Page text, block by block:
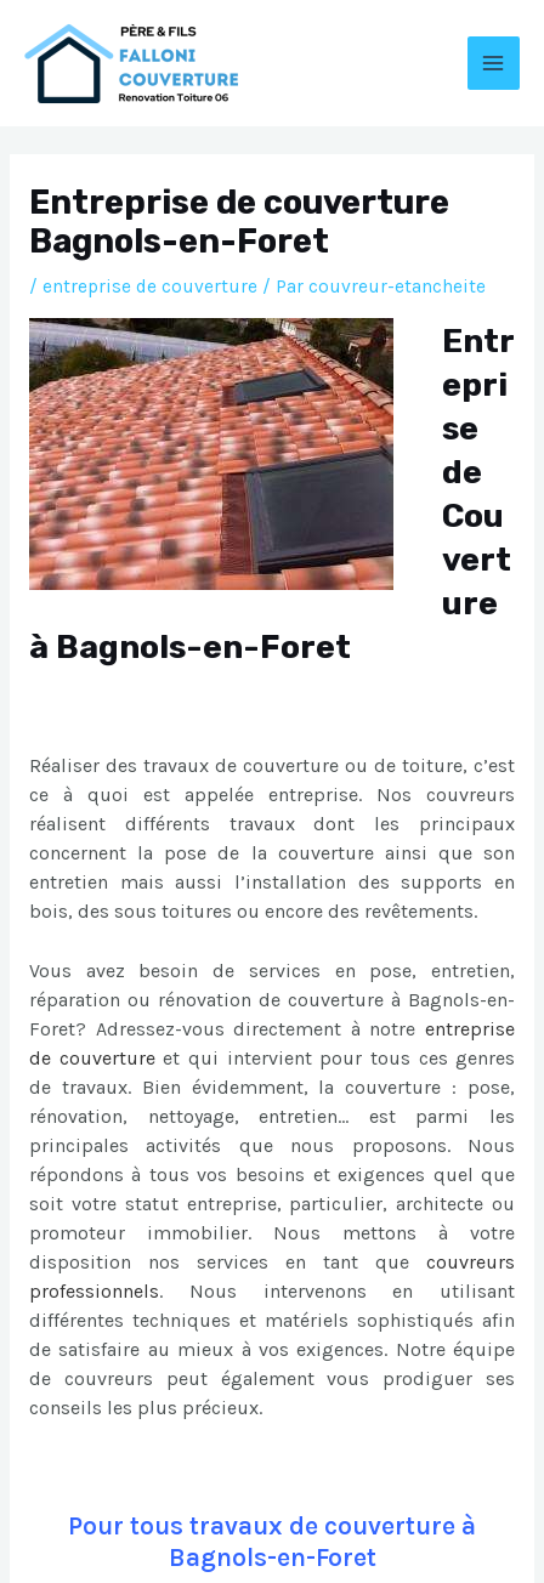
Entreprise de couverture
Bagnols-en-Foret
/ entreprise de couverture/ Par couvreur-etancheite
Entr
epri
se
de
Cou
vert
ure
à Bagnols-en-Foret
Réaliser des travaux de couverture ou de toiture, c’est
ce à quoi est appelée entreprise. Nos couvreurs
réalisent différents travaux dont les principaux
concernent la pose de la couverture ainsi que son
entretien mais aussi l’installation des supports en
bois, des sous toitures ou encore des revêtements.
Vous avez besoin de services en pose, entretien,
réparation ou rénovation de couverture à Bagnols-en-
Foret? Adressez-vous directement à notreentreprise
de couverture et qui intervient pour tous ces genres
de travaux. Bien évidemment, la couverture : pose,
rénovation, nettoyage, entretien… est parmi les
principales activités que nous proposons. Nous
répondons à tous vos besoins et exigences quel que
soit votre statut entreprise, particulier, architecte ou
promoteur immobilier. Nous mettons à votre
disposition nos services en tant que couvreurs
professionnels. Nous intervenons en utilisant
différentes techniques et matériels sophistiqués afin
de satisfaire au mieux à vos exigences. Notre équipe
de couvreurs peut également vous prodiguer ses
conseils les plus précieux.
Pour tous travaux de couverture à
Bagnols-en-Foret